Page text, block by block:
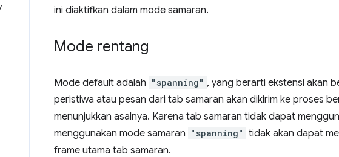
ini diaktifkan dalam mode samaran.
Mode rentang
Mode default adalah "spanning" , yang berarti ekstensi akan
peristiwa atau pesan dari tab samaran akan dikirim ke proses
menunjukkan asalnya. Karena tab samaran tidak dapat
menggunakan mode samaran "spanning" tidak akan dapat
frame utama tab samaran.